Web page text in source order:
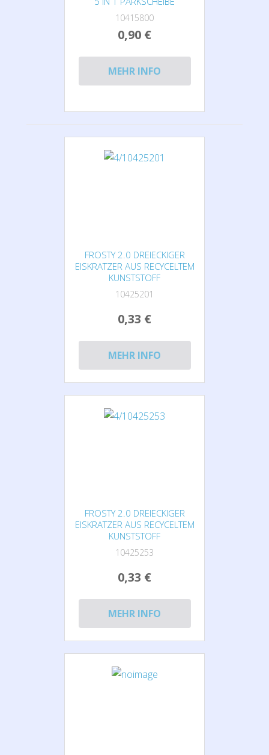
10415800
0,90 €
MEHR INFO
FROSTY 2.0 DREIECKIGER
EISKRATZER AUS RECYCELTEM
KUNSTSTOFF
10425201
0,33 €
MEHR INFO
FROSTY 2.0 DREIECKIGER
EISKRATZER AUS RECYCELTEM
KUNSTSTOFF
10425253
0,33 €
MEHR INFO